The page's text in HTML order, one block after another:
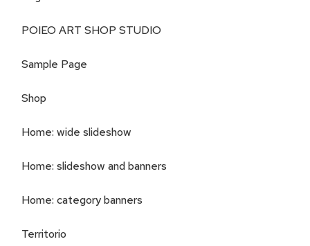
POIEO ART SHOP STUDIO
Sample Page
Shop
Home: wide slideshow
Home: slideshow and banners
Home: category banners
Territorio